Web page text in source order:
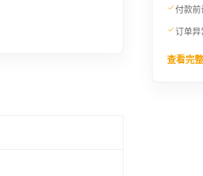
付款前
订单异
查看完